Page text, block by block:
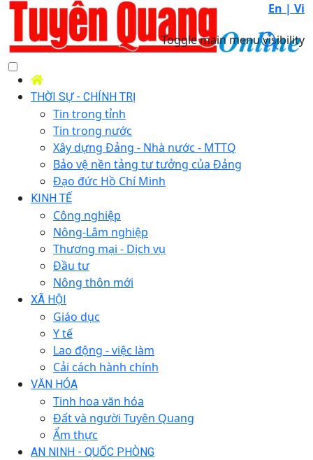
En | Vi
Toggle main menu visibility
THỜI SỰ - CHÍNH TRỊ
Tin trong tỉnh
Tin trong nước
Xây dựng Đảng - Nhà nước - MTTQ
Bảo vệ nền tảng tư tưởng của Đảng
Đạo đức Hồ Chí Minh
KINH TẾ
Công nghiệp
Nông-Lâm nghiệp
Thương mại - Dịch vụ
Đầu tư
Nông thôn mới
XÃ HỘI
Giáo dục
Y tế
Lao động - việc làm
Cải cách hành chính
VĂN HÓA
Tinh hoa văn hóa
Đất và người Tuyên Quang
Ẩm thực
AN NINH - QUỐC PHÒNG